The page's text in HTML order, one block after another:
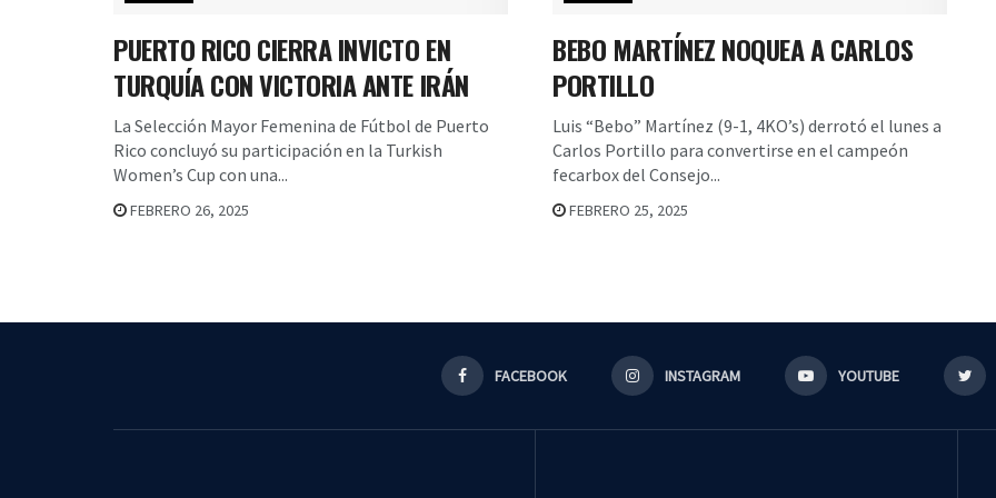
PUERTO RICO CIERRA INVICTO EN
TURQUÍA CON VICTORIA ANTE IRÁN
La Selección Mayor Femenina de Fútbol de Puerto
Rico concluyó su participación en la Turkish
Women’s Cup con una...
FEBRERO 26, 2025
BEBO MARTÍNEZ NOQUEA A CARLOS
PORTILLO
Luis “Bebo” Martínez (9-1, 4KO’s) derrotó el lunes a
Carlos Portillo para convertirse en el campeón
fecarbox del Consejo...
FEBRERO 25, 2025
FACEBOOK INSTAGRAM YOUTUBE